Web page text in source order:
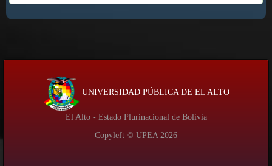
UNIVERSIDAD PÚBLICA DE EL ALTO
El Alto - Estado Plurinacional de Bolivia
Copyleft © UPEA 2026